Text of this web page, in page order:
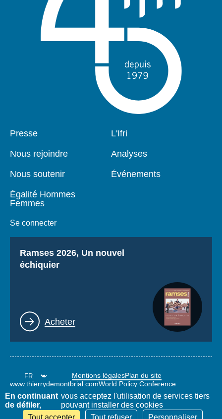
Pied
Presse
Nous rejoindre
Nous soutenir
Égalité Hommes
Femmes
Se connecter
Navigation
L'Ifri
Analyses
Événements
Titre
Ramses 2026, Un nouvel
échiquier
Lien
Acheter
Mentions légalesPlan du site
www.thierrydemontbrial.comWorld Policy Conference
Blog Politique étrangère
En continuant
de défiler,
vous acceptez l'utilisation de services tiers
pouvant installer des cookies
Tout accepter
Tout refuser Personnaliser